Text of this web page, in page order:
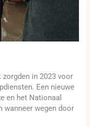
in 2023 voor
Een nieuwe
en het Nationaal
wanneer wegen door